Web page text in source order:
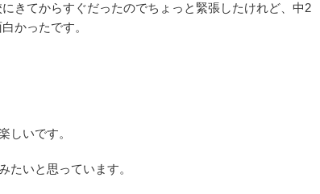
きてからすぐだったのでちょっと緊張したけれど、中2
かったです。
しいです。
たいと思っています。